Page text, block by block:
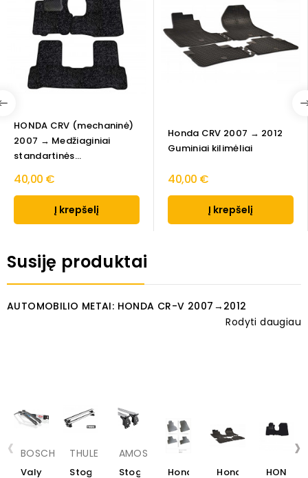
HONDA CRV (mechaninė)
2007 → Medžiaginiai
standartinės...
40,00 €
Į krepšelį
Honda CRV 2007 → 2012
Guminiai kilimėliai
40,00 €
Į krepšelį
Susiję produktai
AUTOMOBILIO METAI: HONDA CR-V 2007→2012
Rodyti daugiau
BOSCH
Valytuvai
THULE
Stogo
AMOS
Stogo
Honda
Honda
HONDA
‹ ›